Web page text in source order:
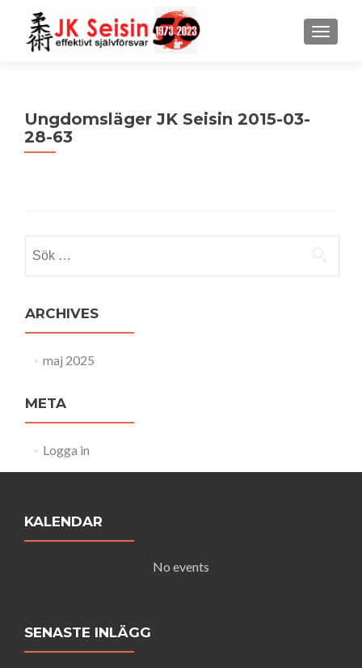
MENU
Ungdomsläger JK Seisin 2015-03-
28-63
efter:
ARCHIVES
maj 2025
META
Logga in
KALENDAR
No events
SENASTE INLÄGG